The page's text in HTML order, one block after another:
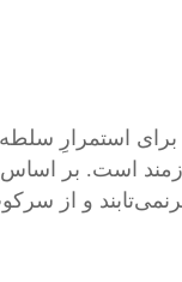
استمرارِ سلطه و
است. بر اساس
و از